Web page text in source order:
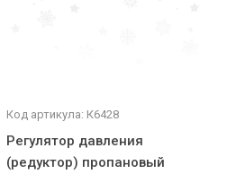
Код артикула: К6428
Регулятор давления
(редуктор) пропановый